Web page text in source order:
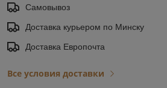
Самовывоз
Доставка курьером по Минску
Доставка Европочта
Все условия доставки